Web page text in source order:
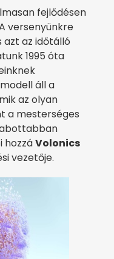
fejlődésen
versenyünkre
azt az időtálló
1995 óta
áll a
az olyan
a mesterséges
hozzáVolonics
vezetője.